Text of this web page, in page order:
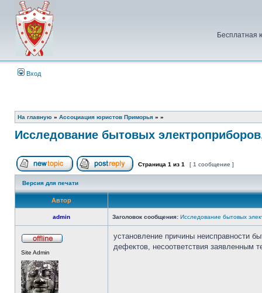
Бесплатная
Вход
На главную » Ассоциация юристов Приморья » »
Исследование бытовых
Начать новую тему Ответить на тему
Страница 1 из 1 [ 1 сообщение ]
Версия для печати
Автор
admin Заголовок сообщения: Исследование бытовых
Site Admin
установление причины неисправности
дефектов, несоответствия заявленным